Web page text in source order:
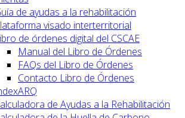
de ayudas a la rehabilitación
visado interterritorial
de órdenes digital del CSCAE
Manual del Libro de Órdenes
FAQs del Libro de Órdenes
Contacto Libro de Órdenes
de Ayudas a la Rehabilitación